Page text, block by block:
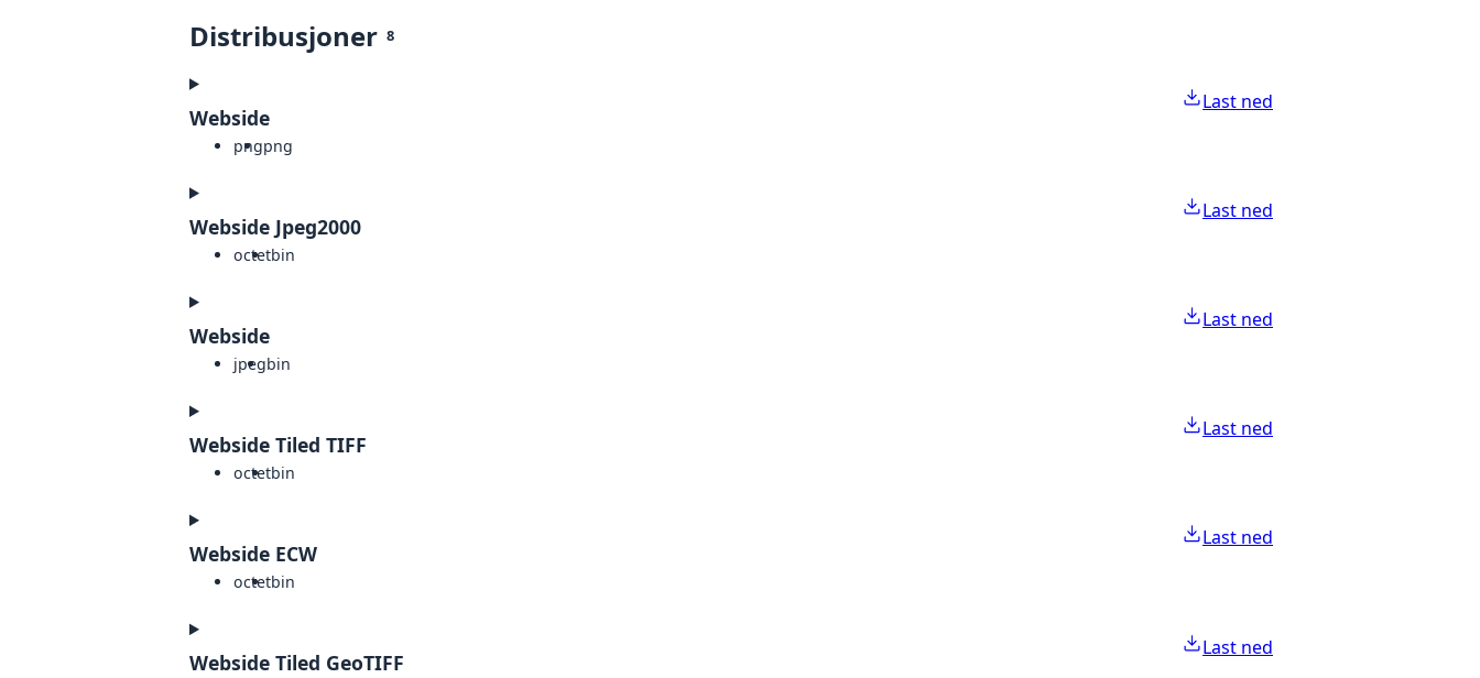
Distribusjoner 8
Webside
pngpng
Last ned
Webside Jpeg2000
octetbin
Last ned
Webside
jpegbin
Last ned
Webside Tiled TIFF
octetbin
Last ned
Webside ECW
octetbin
Last ned
Webside Tiled GeoTIFF
Last ned